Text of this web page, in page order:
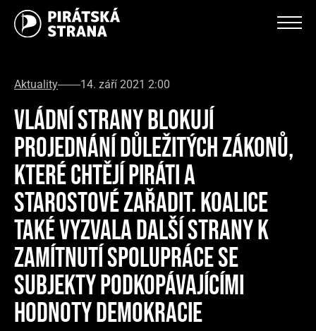
Aktuality 14. září 2021 2:00
VLÁDNÍ STRANY BLOKUJÍ
PROJEDNÁNÍ DŮLEŽITÝCH ZÁKONŮ,
KTERÉ CHTĚJÍ PIRÁTI A
STAROSTOVÉ ZAŘADIT. KOALICE
TAKÉ VYZVALA DALŠÍ STRANY K
ZAMÍTNUTÍ SPOLUPRÁCE SE
SUBJEKTY PODKOPÁVAJÍCÍMI
HODNOTY DEMOKRACIE